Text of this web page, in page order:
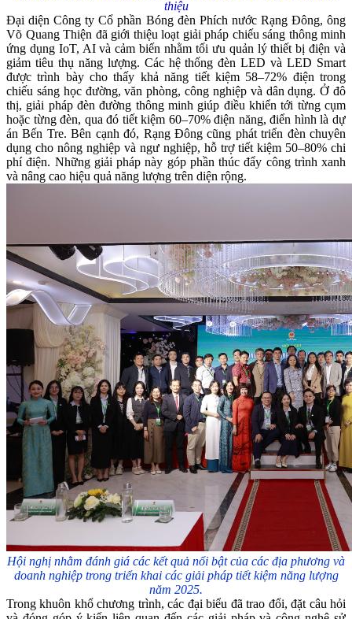
thiệu
Đại diện Công ty Cổ phần Bóng đèn Phích nước Rạng Đông, ông
Võ Quang Thiện đã giới thiệu loạt giải pháp chiếu sáng thông minh
ứng dụng IoT, AI và cảm biến nhằm tối ưu quản lý thiết bị điện và
giảm tiêu thụ năng lượng. Các hệ thống đèn LED và LED Smart
được trình bày cho thấy khả năng tiết kiệm 58–72% điện trong
chiếu sáng học đường, văn phòng, công nghiệp và dân dụng. Ở đô
thị, giải pháp đèn đường thông minh giúp điều khiển tới từng cụm
hoặc từng đèn, qua đó tiết kiệm 60–70% điện năng, điển hình là dự
án Bến Tre. Bên cạnh đó, Rạng Đông cũng phát triển đèn chuyên
dụng cho nông nghiệp và ngư nghiệp, hỗ trợ tiết kiệm 50–80% chi
phí điện. Những giải pháp này góp phần thúc đẩy công trình xanh
và nâng cao hiệu quả năng lượng trên diện rộng.
Hội nghị nhằm đánh giá các kết quả nổi bật của các địa phương và
doanh nghiệp trong triển khai các giải pháp tiết kiệm năng lượng
năm 2025.
Trong khuôn khổ chương trình, các đại biểu đã trao đổi, đặt câu hỏi